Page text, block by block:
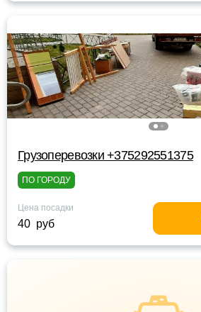
Грузоперевозки +375292551375
ПО ГОРОДУ
Цена посадки
40 руб